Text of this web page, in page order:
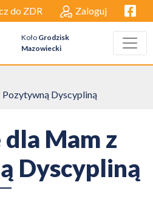
do ZDR Zaloguj
Koło Grodzisk
Mazowiecki
Dyscypliną
Mam z
Dyscypliną